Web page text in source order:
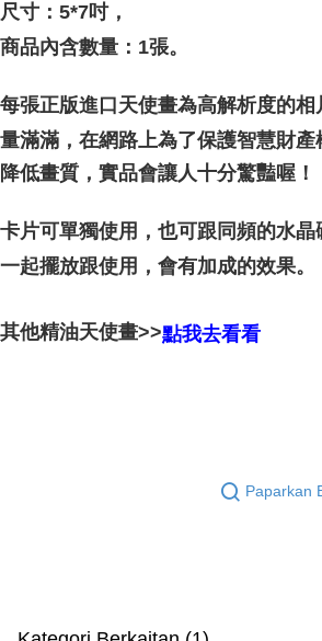
尺寸：5*7吋，
商品內含數量：1張。
每張正版進口天使畫為高解析度的
量滿滿，在網路上為了保護智慧財產
降低畫質，實品會讓人十分驚豔喔！
卡片可單獨使用，也可跟同頻的水
一起擺放跟使用，會有加成的效果。
其他精油天使畫>>點我去看看
Paparkan